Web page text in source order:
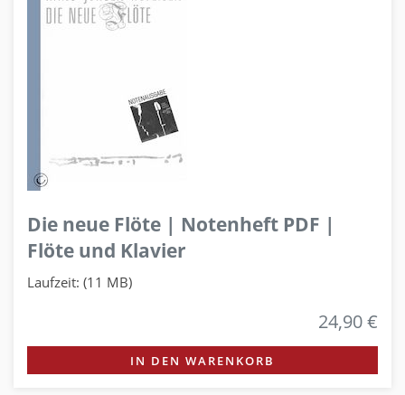
Die neue Flöte | Notenheft PDF |
Flöte und Klavier
Laufzeit: (11 MB)
24,90 €
IN DEN WARENKORB